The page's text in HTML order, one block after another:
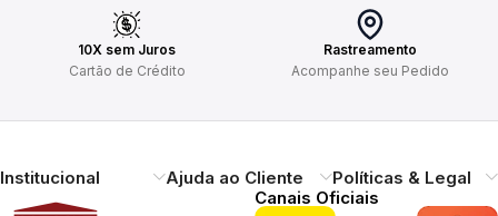
10X sem Juros
Cartão de Crédito
Rastreamento
Acompanhe seu Pedido
Institucional Ajuda ao Cliente Políticas & Legal
Canais Oficiais